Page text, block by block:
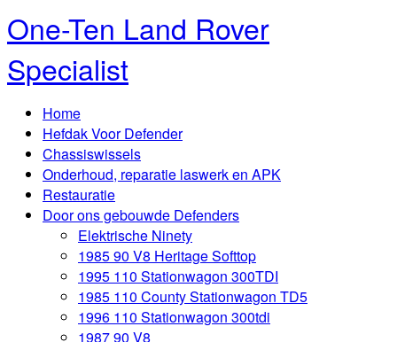
One-Ten Land Rover
Specialist
Home
Hefdak Voor Defender
Chassiswissels
Onderhoud, reparatie laswerk en APK
Restauratie
Door ons gebouwde Defenders
Elektrische Ninety
1985 90 V8 Heritage Softtop
1995 110 Stationwagon 300TDI
1985 110 County Stationwagon TD5
1996 110 Stationwagon 300tdi
1987 90 V8